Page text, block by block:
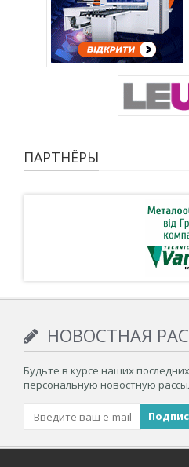
ПАРТНЁРЫ
НОВОСТНАЯ
Будьте в курсе наших
персональную новостную